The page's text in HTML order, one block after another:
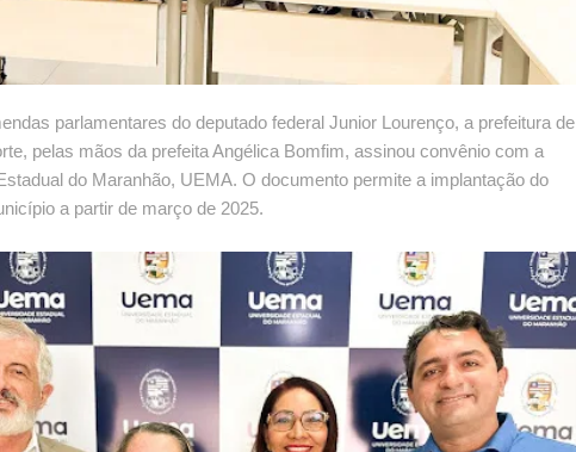
parlamentares do deputado federal Junior Lourenço, a prefeitura de
pelas mãos da prefeita Angélica Bomfim, assinou convênio com a
do Maranhão, UEMA. O documento permite a implantação do
a partir de março de 2025.